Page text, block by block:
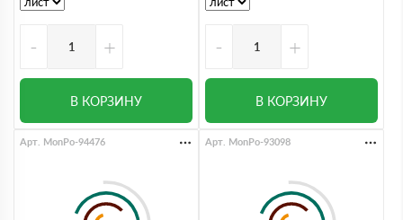
- +
В КОРЗИНУ
- +
В КОРЗИНУ
Арт. MonPo-94476 Арт. MonPo-93098